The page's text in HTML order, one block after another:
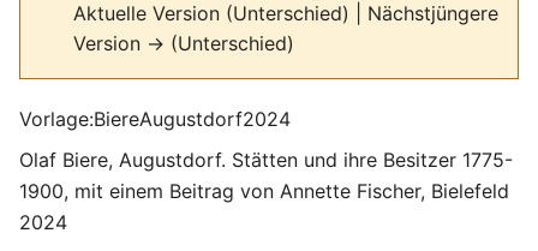
Aktuelle Version (Unterschied) | Nächstjüngere
Version → (Unterschied)
Vorlage:BiereAugustdorf2024
Olaf Biere, Augustdorf. Stätten und ihre Besitzer 1775-
1900, mit einem Beitrag von Annette Fischer, Bielefeld
2024